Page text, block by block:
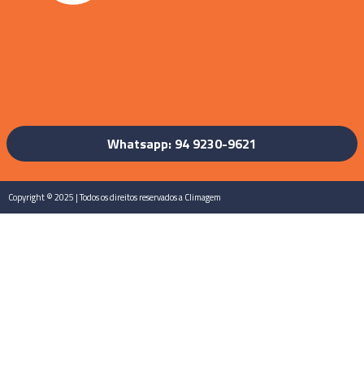
Whatsapp: 94 9230-9621
Copyright © 2025 | Todos os direitos reservados a Climagem